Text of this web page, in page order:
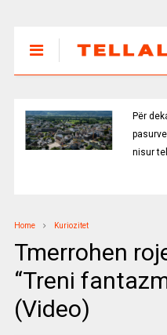
Për
nisur
Home Kuriozitet
Tmerrohen
“Treni
(Video)